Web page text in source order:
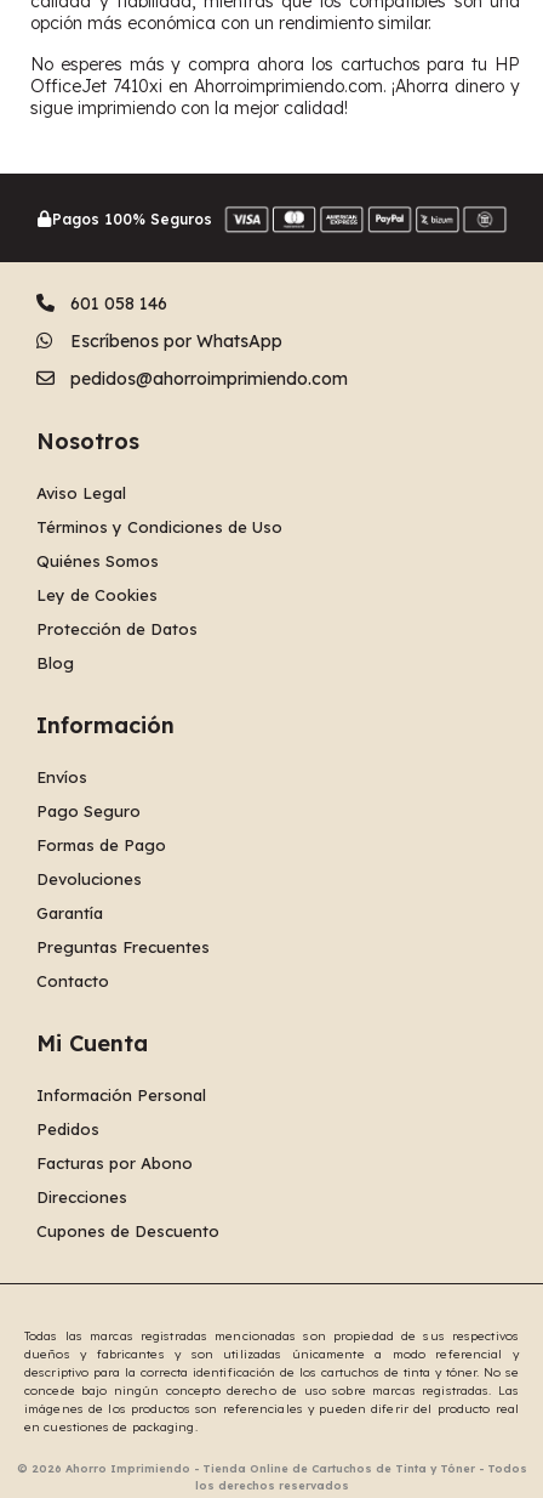
opción más económica con un rendimiento similar.
No esperes más y compra ahora los cartuchos para tu HP
OfficeJet 7410xi en Ahorroimprimiendo.com. ¡Ahorra dinero y
sigue imprimiendo con la mejor calidad!
Pagos 100% Seguros
601 058 146
Escríbenos por WhatsApp
pedidos@ahorroimprimiendo.com
Nosotros
Aviso Legal
Términos y Condiciones de Uso
Quiénes Somos
Ley de Cookies
Protección de Datos
Blog
Información
Envíos
Pago Seguro
Formas de Pago
Devoluciones
Garantía
Preguntas Frecuentes
Contacto
Mi Cuenta
Información Personal
Pedidos
Facturas por Abono
Direcciones
Cupones de Descuento
Todas las marcas registradas mencionadas son propiedad de sus respectivos
dueños y fabricantes y son utilizadas únicamente a modo referencial y
descriptivo para la correcta identificación de los cartuchos de tinta y tóner. No se
concede bajo ningún concepto derecho de uso sobre marcas registradas. Las
imágenes de los productos son referenciales y pueden diferir del producto real
en cuestiones de packaging.
© 2026 Ahorro Imprimiendo - Tienda Online de Cartuchos de Tinta y Tóner - Todos
los derechos reservados